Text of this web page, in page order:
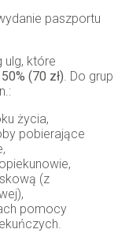
paszportu
ulg, które
50% (70 zł). Do grup
życia,
pobierające
(z
pomocy